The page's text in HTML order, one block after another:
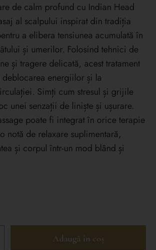
de calm profund cu Indian Head
al scalpului inspirat din tradiția
a elibera tensiunea acumulată în
și umerilor. Folosind tehnici de
și tragere delicată, acest tratament
deblocarea energiilor și la
Simți cum stresul și grijile
unei senzații de liniște și ușurare.
poate fi integrat în orice terapie
notă de relaxare suplimentară,
și corpul într-un mod blând și
Adaugă în coș